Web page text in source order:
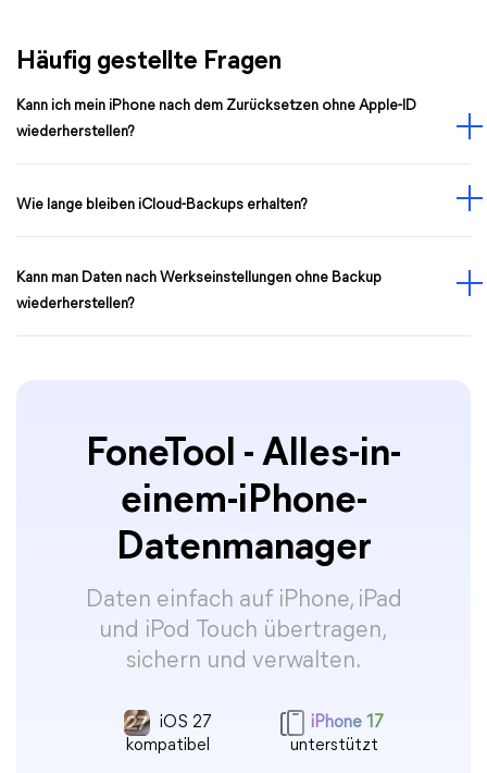
Häufig gestellte Fragen
Kann ich mein iPhone nach dem Zurücksetzen ohne Apple-ID
wiederherstellen?
Wie lange bleiben iCloud-Backups erhalten?
Kann man Daten nach Werkseinstellungen ohne Backup
wiederherstellen?
FoneTool - Alles-in-
einem-iPhone-
Datenmanager
Daten einfach auf iPhone, iPad
und iPod Touch übertragen,
sichern und verwalten.
iOS 27
kompatibel
iPhone 17
unterstützt